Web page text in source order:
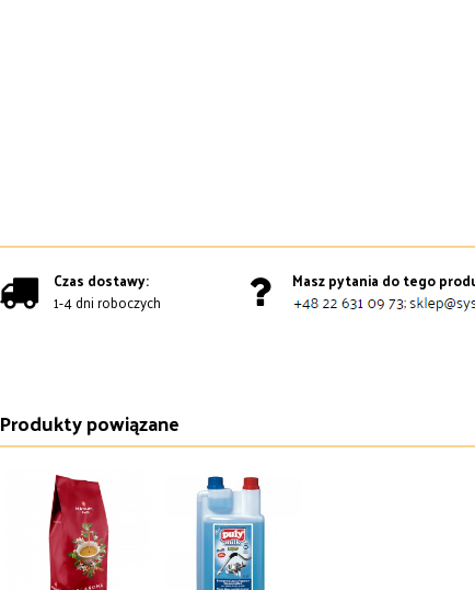
Czas dostawy:
1-4 dni roboczych
Masz pytania do tego
Produkty powiązane